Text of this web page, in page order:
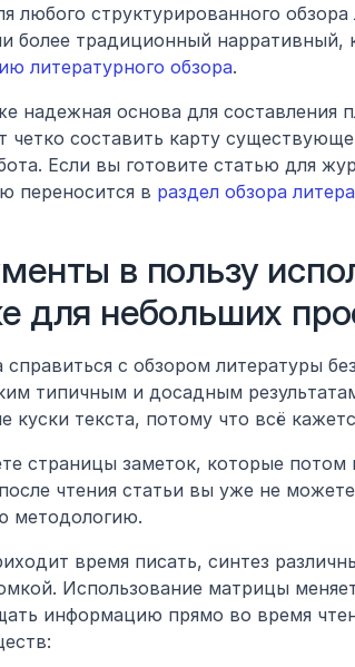
любого структурированного
литературного обзора.
надежная основа для составления
четко составить карту
Если вы готовите статью для
переносится в раздел обзора
в пользу
для небольших
справиться с обзором литературы
типичным и досадным
куски текста, потому что всё
страницы заметок, которые потом
чтения статьи вы уже не
методологию.
время писать, синтез
Использование матрицы
информацию прямо во время